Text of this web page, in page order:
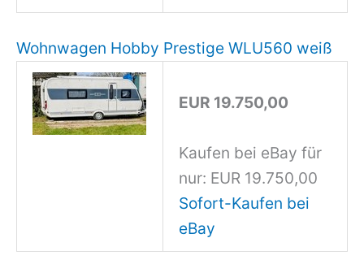
Wohnwagen Hobby Prestige WLU560 weiß
EUR 19.750,00
Kaufen bei eBay für
nur: EUR 19.750,00
Sofort-Kaufen bei
eBay